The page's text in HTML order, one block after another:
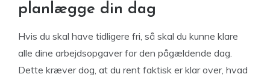
planlægge din dag
Hvis du skal have tidligere fri, så skal du kunne klare
alle dine arbejdsopgaver for den pågældende dag.
Dette kræver dog, at du rent faktisk er klar over, hvad